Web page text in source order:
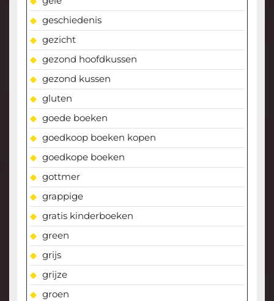
geschiedenis
gezicht
gezond hoofdkussen
gezond kussen
gluten
goede boeken
goedkoop boeken kopen
goedkope boeken
gottmer
grappige
gratis kinderboeken
green
grijs
grijze
groen